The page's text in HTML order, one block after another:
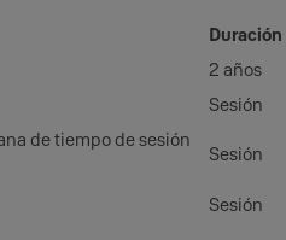
Duración
2 años
Sesión
de tiempo de sesión
Sesión
Sesión